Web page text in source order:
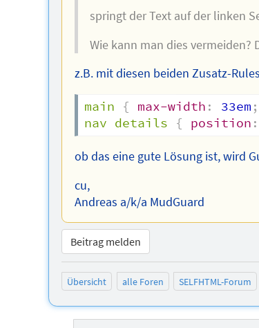
springt der Text auf der linken
Wie kann man dies vermeiden?
z.B. mit diesen beiden Zusatz-
main { max-width : 33em ;
nav details
{ position :
ob das eine gute Lösung ist, wird
cu,
Andreas a/k/a MudGuard
Beitrag melden
Übersicht alle Foren SELFHTML-Forum